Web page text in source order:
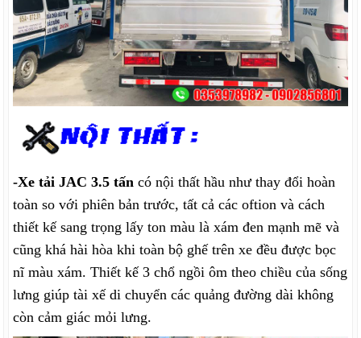
-Xe tải JAC 3.5 tấn có nội thất hầu như thay đổi hoàn
toàn so với phiên bản trước, tất cả các oftion và cách
thiết kế sang trọng lấy ton màu là xám đen mạnh mẽ và
cũng khá hài hòa khi toàn bộ ghế trên xe đều được bọc
nĩ màu xám. Thiết kế 3 chổ ngồi ôm theo chiều của sống
lưng giúp tài xế di chuyển các quảng đường dài không
còn cảm giác mỏi lưng.